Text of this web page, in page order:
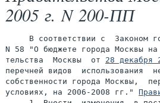
2005 г. N 200-ПП
В соответствии с  Законом
N 58 "О бюджете города Москвы
тельства  Москвы  от 28 декабря
перечней видов  использования
собственности города Москвы,
условиях, на 2006-2008 гг."